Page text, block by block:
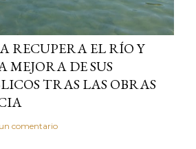
RECUPERA EL RÍO Y
MEJORA DE SUS
TRAS LAS OBRAS
comentario